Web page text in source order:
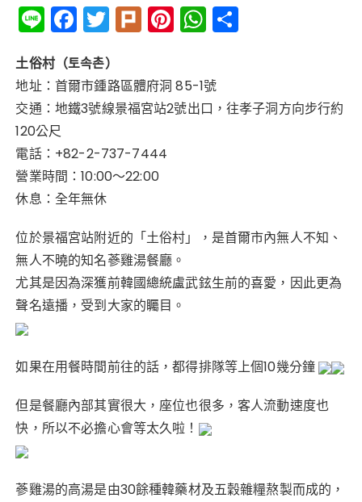
Li
n
e
F
a
c
e
b
o
o
k
T
w
it
te
r
Pl
ur
k
Pi
n
te
re
st
W
h
a
ts
A
土俗村（토속촌）
地址：首爾市鍾路區體府洞 85-1號
交通：地鐵3號線景福宮站2號出口，往孝子洞方向步行約
120公尺
電話：+82-2-737-7444
營業時間：10:00～22:00
休息：全年無休
位於景福宮站附近的「土俗村」，是首爾市內無人不知、
無人不曉的知名蔘雞湯餐廳。
尤其是因為深獲前韓國總統盧武鉉生前的喜愛，因此更為
聲名遠播，受到大家的矚目。
如果在用餐時間前往的話，都得排隊等上個10幾分鐘
但是餐廳內部其實很大，座位也很多，客人流動速度也
快，所以不必擔心會等太久啦！
蔘雞湯的高湯是由30餘種韓藥材及五穀雜糧熬製而成的，